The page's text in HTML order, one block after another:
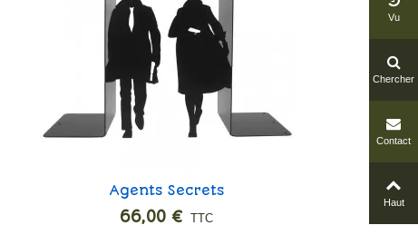
Ajouter
Agents Secrets
66,00 € TTC
Vu
Chercher
Contact
Haut